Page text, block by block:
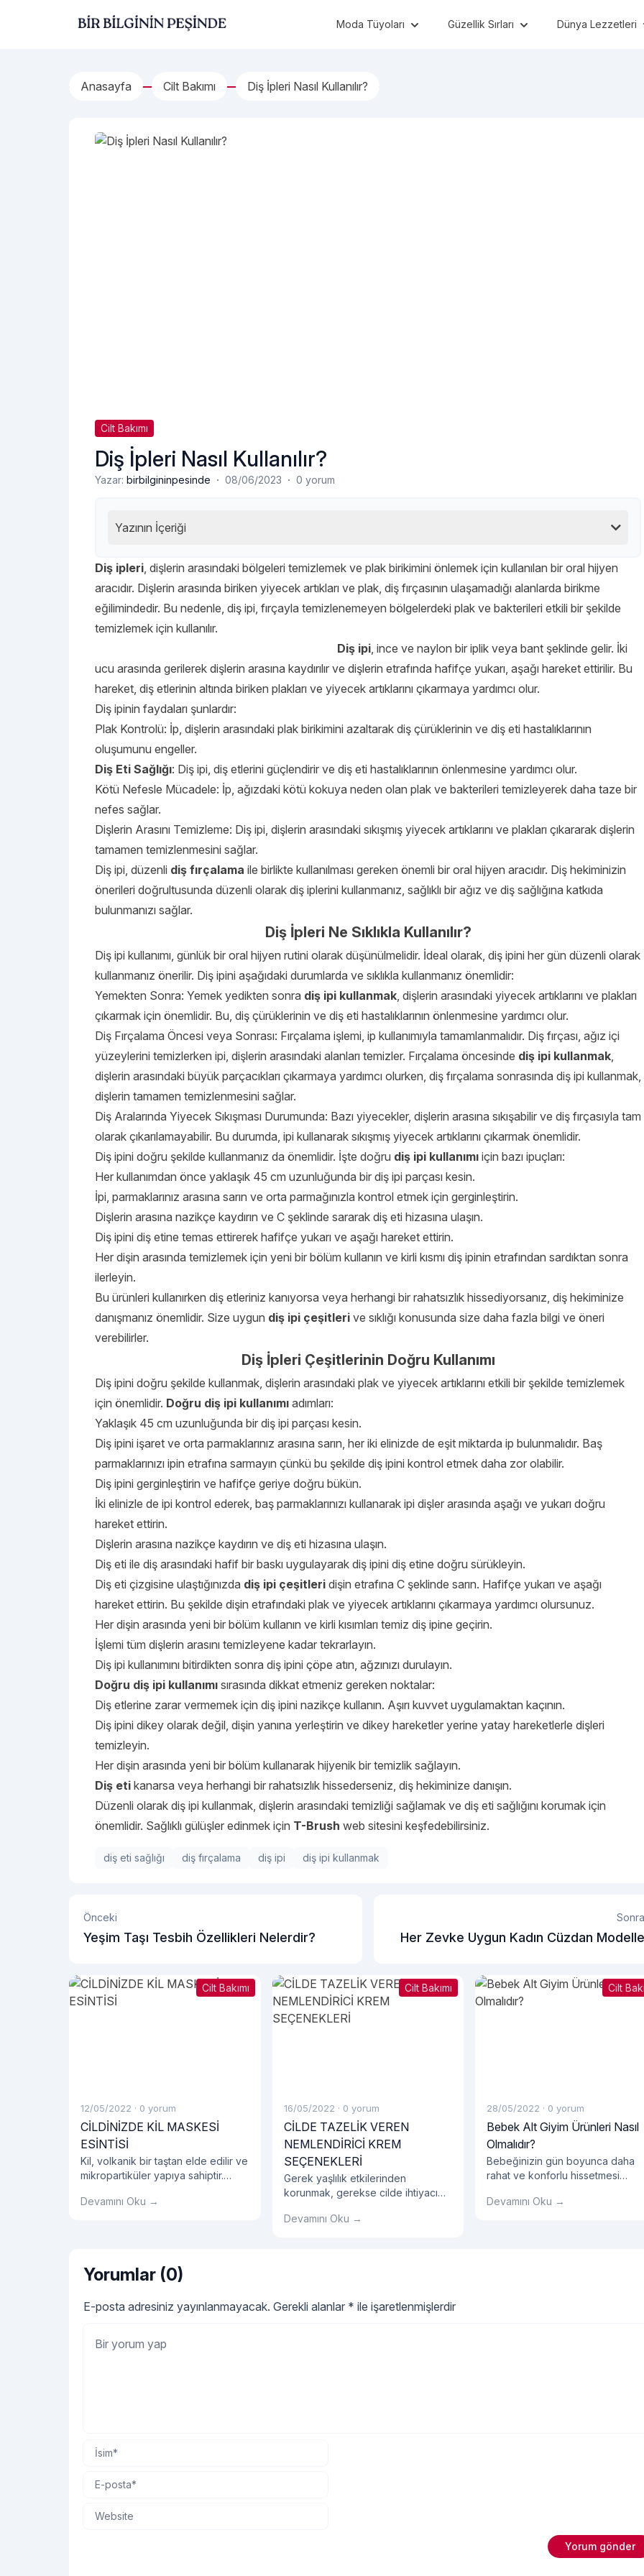
Bir Bilginin Peşinde! Moda Tüyoları Güzellik Sırları Dünya Lezzetleri
Anasayfa Cilt Bakımı Diş İpleri Nasıl Kullanılır?
Cilt Bakımı
Diş İpleri Nasıl Kullanılır?
Yazar: birbilgininpesinde · 08/06/2023 · 0 yorum
Yazının İçeriği
Diş ipleri, dişlerin arasındaki bölgeleri temizlemek ve plak birikimini önlemek için kullanılan bir oral hijyen
aracıdır. Dişlerin arasında biriken yiyecek artıkları ve plak, diş fırçasının ulaşamadığı alanlarda birikme
eğilimindedir. Bu nedenle, diş ipi, fırçayla temizlenemeyen bölgelerdeki plak ve bakterileri etkili bir şekilde
temizlemek için kullanılır.
Diş ipi, ince ve naylon bir iplik veya bant şeklinde gelir. İki
ucu arasında gerilerek dişlerin arasına kaydırılır ve dişlerin etrafında hafifçe yukarı, aşağı hareket ettirilir. Bu
hareket, diş etlerinin altında biriken plakları ve yiyecek artıklarını çıkarmaya yardımcı olur.
Diş ipinin faydaları şunlardır:
Plak Kontrolü: İp, dişlerin arasındaki plak birikimini azaltarak diş çürüklerinin ve diş eti hastalıklarının
oluşumunu engeller.
Diş Eti Sağlığı: Diş ipi, diş etlerini güçlendirir ve diş eti hastalıklarının önlenmesine yardımcı olur.
Kötü Nefesle Mücadele: İp, ağızdaki kötü kokuya neden olan plak ve bakterileri temizleyerek daha taze bir
nefes sağlar.
Dişlerin Arasını Temizleme: Diş ipi, dişlerin arasındaki sıkışmış yiyecek artıklarını ve plakları çıkararak dişlerin
tamamen temizlenmesini sağlar.
Diş ipi, düzenli diş fırçalama ile birlikte kullanılması gereken önemli bir oral hijyen aracıdır. Diş hekiminizin
önerileri doğrultusunda düzenli olarak diş iplerini kullanmanız, sağlıklı bir ağız ve diş sağlığına katkıda
bulunmanızı sağlar.
Diş İpleri Ne Sıklıkla Kullanılır?
Diş ipi kullanımı, günlük bir oral hijyen rutini olarak düşünülmelidir. İdeal olarak, diş ipini her gün düzenli olarak
kullanmanız önerilir. Diş ipini aşağıdaki durumlarda ve sıklıkla kullanmanız önemlidir:
Yemekten Sonra: Yemek yedikten sonra diş ipi kullanmak, dişlerin arasındaki yiyecek artıklarını ve plakları
çıkarmak için önemlidir. Bu, diş çürüklerinin ve diş eti hastalıklarının önlenmesine yardımcı olur.
Diş Fırçalama Öncesi veya Sonrası: Fırçalama işlemi, ip kullanımıyla tamamlanmalıdır. Diş fırçası, ağız içi
yüzeylerini temizlerken ipi, dişlerin arasındaki alanları temizler. Fırçalama öncesinde diş ipi kullanmak,
dişlerin arasındaki büyük parçacıkları çıkarmaya yardımcı olurken, diş fırçalama sonrasında diş ipi kullanmak,
dişlerin tamamen temizlenmesini sağlar.
Diş Aralarında Yiyecek Sıkışması Durumunda: Bazı yiyecekler, dişlerin arasına sıkışabilir ve diş fırçasıyla tam
olarak çıkarılamayabilir. Bu durumda, ipi kullanarak sıkışmış yiyecek artıklarını çıkarmak önemlidir.
Diş ipini doğru şekilde kullanmanız da önemlidir. İşte doğru diş ipi kullanımı için bazı ipuçları:
Her kullanımdan önce yaklaşık 45 cm uzunluğunda bir diş ipi parçası kesin.
İpi, parmaklarınız arasına sarın ve orta parmağınızla kontrol etmek için gerginleştirin.
Dişlerin arasına nazikçe kaydırın ve C şeklinde sararak diş eti hizasına ulaşın.
Diş ipini diş etine temas ettirerek hafifçe yukarı ve aşağı hareket ettirin.
Her dişin arasında temizlemek için yeni bir bölüm kullanın ve kirli kısmı diş ipinin etrafından sardıktan sonra
ilerleyin.
Bu ürünleri kullanırken diş etleriniz kanıyorsa veya herhangi bir rahatsızlık hissediyorsanız, diş hekiminize
danışmanız önemlidir. Size uygun diş ipi çeşitleri ve sıklığı konusunda size daha fazla bilgi ve öneri
verebilirler.
Diş İpleri Çeşitlerinin Doğru Kullanımı
Diş ipini doğru şekilde kullanmak, dişlerin arasındaki plak ve yiyecek artıklarını etkili bir şekilde temizlemek
için önemlidir. Doğru diş ipi kullanımı adımları:
Yaklaşık 45 cm uzunluğunda bir diş ipi parçası kesin.
Diş ipini işaret ve orta parmaklarınız arasına sarın, her iki elinizde de eşit miktarda ip bulunmalıdır. Baş
parmaklarınızı ipin etrafına sarmayın çünkü bu şekilde diş ipini kontrol etmek daha zor olabilir.
Diş ipini gerginleştirin ve hafifçe geriye doğru bükün.
İki elinizle de ipi kontrol ederek, baş parmaklarınızı kullanarak ipi dişler arasında aşağı ve yukarı doğru
hareket ettirin.
Dişlerin arasına nazikçe kaydırın ve diş eti hizasına ulaşın.
Diş eti ile diş arasındaki hafif bir baskı uygulayarak diş ipini diş etine doğru sürükleyin.
Diş eti çizgisine ulaştığınızda diş ipi çeşitleri dişin etrafına C şeklinde sarın. Hafifçe yukarı ve aşağı
hareket ettirin. Bu şekilde dişin etrafındaki plak ve yiyecek artıklarını çıkarmaya yardımcı olursunuz.
Her dişin arasında yeni bir bölüm kullanın ve kirli kısımları temiz diş ipine geçirin.
İşlemi tüm dişlerin arasını temizleyene kadar tekrarlayın.
Diş ipi kullanımını bitirdikten sonra diş ipini çöpe atın, ağzınızı durulayın.
Doğru diş ipi kullanımı sırasında dikkat etmeniz gereken noktalar:
Diş etlerine zarar vermemek için diş ipini nazikçe kullanın. Aşırı kuvvet uygulamaktan kaçının.
Diş ipini dikey olarak değil, dişin yanına yerleştirin ve dikey hareketler yerine yatay hareketlerle dişleri
temizleyin.
Her dişin arasında yeni bir bölüm kullanarak hijyenik bir temizlik sağlayın.
Diş eti kanarsa veya herhangi bir rahatsızlık hissederseniz, diş hekiminize danışın.
Düzenli olarak diş ipi kullanmak, dişlerin arasındaki temizliği sağlamak ve diş eti sağlığını korumak için
önemlidir. Sağlıklı gülüşler edinmek için T-Brush web sitesini keşfedebilirsiniz.
diş eti sağlığı diş fırçalama diş ipi diş ipi kullanmak
Önceki
Yeşim Taşı Tesbih Özellikleri Nelerdir? Her Zevke Uygun Kadın Cüzdan
Cilt Bakımı
12/05/2022 · 0 yorum
CİLDİNİZDE KİL MASKESİ
ESİNTİSİ
Kil, volkanik bir taştan elde edilir ve
mikropartiküler yapıya sahiptir.
birlikte maske olarak kullanıldığında
Devamını Oku →
Cilt Bakımı
16/05/2022 · 0 yorum
CİLDE TAZELİK VEREN
NEMLENDİRİCİ KREM
SEÇENEKLERİ
Gerek yaşlılık etkilerinden
korunmak, gerekse cilde ihtiyacı
uygun yapıdaki bir yüz kremi
Devamını Oku →
Cilt
28/05/2022 · 0 yorum
Bebek Alt Giyim Ürünleri Nasıl
Olmalıdır?
Bebeğinizin gün boyunca daha
rahat ve konforlu hissetmesi
bir yaşa kadar çocuklara oranla
Devamını Oku →
Yorumlar (0)
E-posta adresiniz yayınlanmayacak. Gerekli alanlar * ile işaretlenmişlerdir